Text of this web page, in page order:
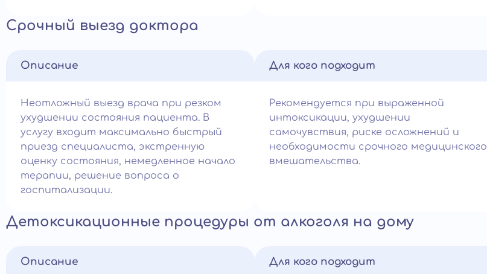
Срочный выезд доктора
Описание
Неотложный выезд врача при резком
ухудшении состояния пациента. В
услугу входит максимально быстрый
приезд специалиста, экстренную
оценку состояния, немедленное начало
терапии, решение вопроса о
госпитализации.
Для кого подходит
Рекомендуется при выраженной
интоксикации, ухудшении
самочувствия, риске осложнений и
необходимости срочного медицинского
вмешательства.
Детоксикационные процедуры от алкоголя на дому
Описание Для кого подходит